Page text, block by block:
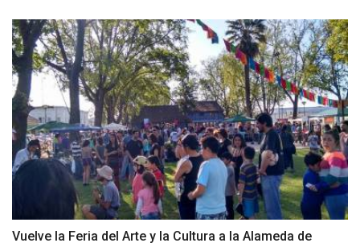
Vuelve la Feria del Arte y la Cultura a la Alameda de